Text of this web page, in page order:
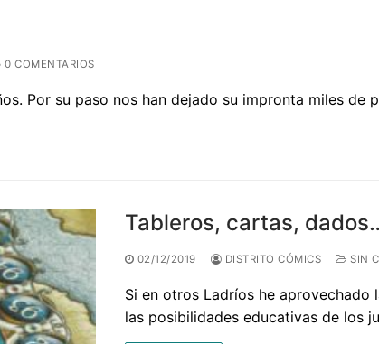
0 COMENTARIOS
Por su paso nos han dejado su impronta miles
Tableros, cartas,
02/12/2019 DISTRITO CÓMICS SIN
Si en otros Ladríos he
las posibilidades educativas de los